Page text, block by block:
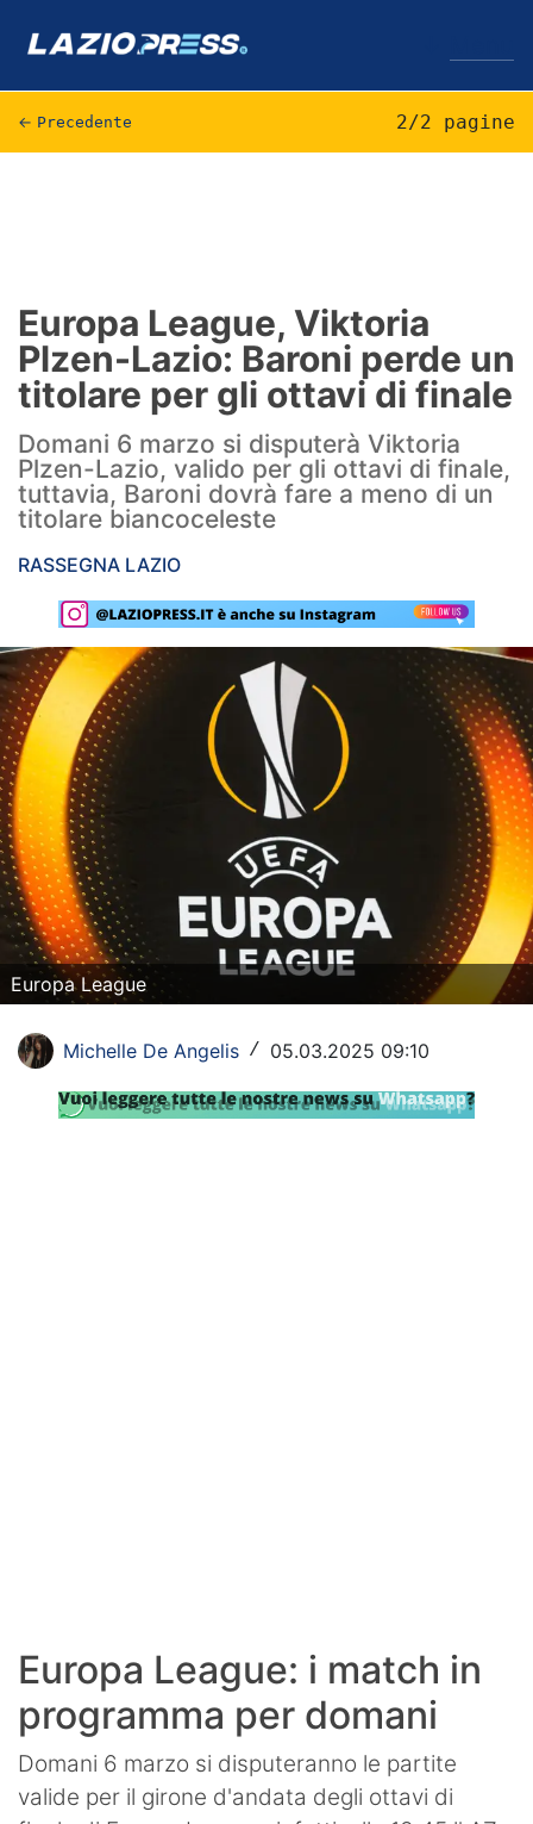
Infortuni
Primavera
Calciomercato
Lazio Women
Rassegna Lazio
Social
Calcio
Serie A
Champions League
Europa League
Altri Sport
Formula 1
Tennis
Vela
SHOP LAZIO
← Precedente 2/2 pagine
Europa League, Viktoria
Plzen-Lazio: Baroni perde un
titolare per gli ottavi di finale
Domani 6 marzo si disputerà Viktoria
Plzen-Lazio, valido per gli ottavi di finale,
tuttavia, Baroni dovrà fare a meno di un
titolare biancoceleste
RASSEGNA LAZIO
Europa League
Michelle De Angelis / 05.03.2025 09:10
Europa League: i match in
programma per domani
Domani 6 marzo si disputeranno le partite
valide per il girone d'andata degli ottavi di